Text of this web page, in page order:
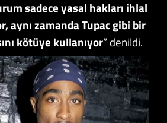
sadece yasal hakları ihlal
aynı zamanda Tupac gibi bir
kötüye kullanıyor” denildi.